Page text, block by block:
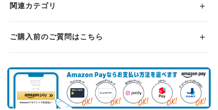
関連カテゴリ
ご購入前のご質問はこちら